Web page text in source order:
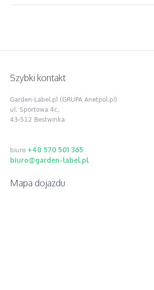
Szybki kontakt
Garden-Label.pl (GRUPA Anetpol.pl)
ul. Sportowa 4c,
43-512 Bestwinka
biuro +48 570 501 365
biuro@garden-label.pl
Mapa dojazdu